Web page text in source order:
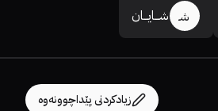
شـ شـــایـــان
زیادکردنی پێداچوونەوە